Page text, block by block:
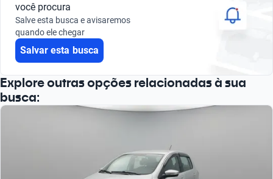
Busque por modelo
Busque por versão
Busque por ano
você procura
Salve esta busca e avisaremos
quando ele chegar
Salvar esta busca
Explore outras opções relacionadas à sua
busca: